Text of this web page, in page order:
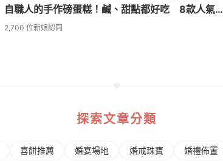
自職人的手作磅蛋糕！鹹、甜點都好吃 8款人氣蛋
糕口味推薦
2,700 位新娘認同
探索文章分類
喜餅推薦 婚宴場地 婚戒珠寶 婚禮佈置